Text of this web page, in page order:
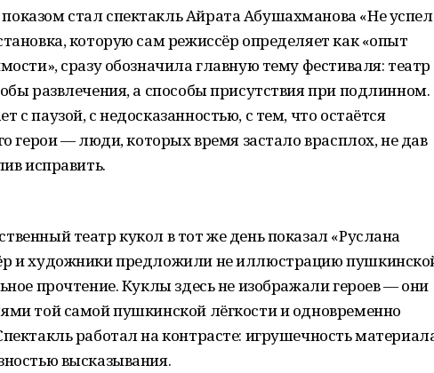
стал спектакль Айрата Абушахманова «Не
которую сам режиссёр определяет как «опыт
сразу обозначила главную тему фестиваля: театр
развлечения, а способы присутствия при подлинном.
с паузой, с недосказанностью, с тем, что остаётся
герои — люди, которых время застало врасплох, не дав
исправить.
театр кукол в тот же день показал «Руслана
и художники предложили не иллюстрацию
прочтение. Куклы здесь не изображали героев — они
той самой пушкинской лёгкости и одновременно
работал на контрасте: игрушечность
высказывания.